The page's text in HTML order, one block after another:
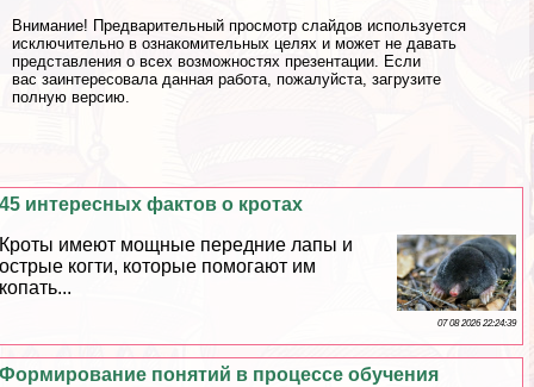
Внимание! Предварительный просмотр слайдов используется
исключительно в ознакомительных целях и может не давать
представления о всех возможностях презентации. Если
вас заинтересовала данная работа, пожалуйста, загрузите
полную версию.
45 интересных фактов о кротах
Кроты имеют мощные передние лапы и
острые когти, которые помогают им
копать...
07 08 2026 22:24:39
Формирование понятий в процессе обучения